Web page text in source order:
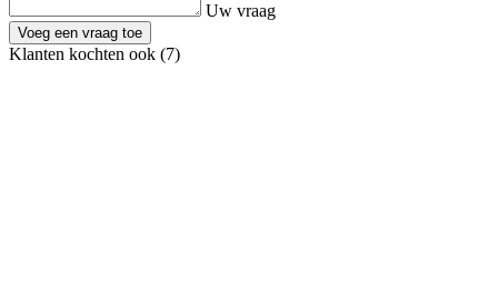
Uw vraag
Voeg een vraag toe
Klanten kochten ook (7)